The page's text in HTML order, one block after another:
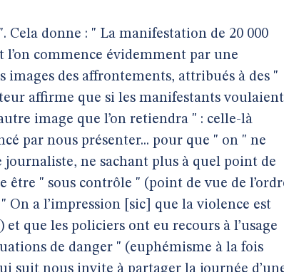
Cela donne : " La manifestation de 20 000
l’on commence évidemment par une
images des affrontements, attribués à des "
affirme que si les manifestants voulaient
image que l’on retiendra " : celle-là
par nous présenter... pour que " on " ne
ne sachant plus à quel point de
" sous contrôle " (point de vue de
On a l’impression [sic] que la violence est
que les policiers ont eu recours à l’usage
de danger " (euphémisme à la fois
suit nous invite à partager la journée